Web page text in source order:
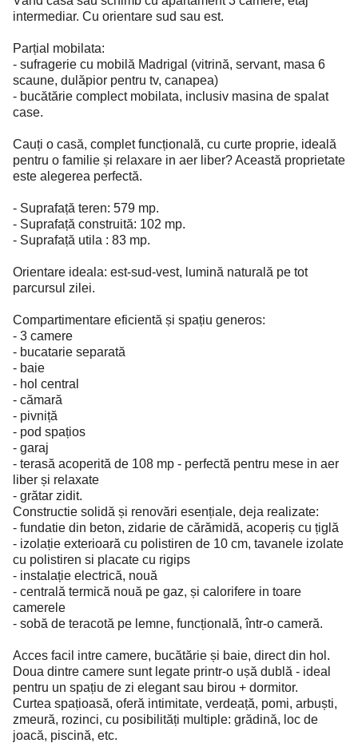
intermediar. Cu orientare sud sau est.
Parțial mobilata:
- sufragerie cu mobilă Madrigal (vitrină, servant, masa 6
scaune, dulăpior pentru tv, canapea)
- bucătărie complect mobilata, inclusiv masina de spalat
case.
Cauți o casă, complet funcțională, cu curte proprie, ideală
pentru o familie și relaxare in aer liber? Această proprietate
este alegerea perfectă.
- Suprafață teren: 579 mp.
- Suprafață construită: 102 mp.
- Suprafață utila : 83 mp.
Orientare ideala: est-sud-vest, lumină naturală pe tot
parcursul zilei.
Compartimentare eficientă și spațiu generos:
- 3 camere
- bucatarie separată
- baie
- hol central
- cămară
- pivniță
- pod spațios
- garaj
- terasă acoperită de 108 mp - perfectă pentru mese in aer
liber și relaxate
- grătar zidit.
Constructie solidă și renovări esențiale, deja realizate:
- fundatie din beton, zidarie de cărămidă, acoperiș cu țiglă
- izolație exterioară cu polistiren de 10 cm, tavanele izolate
cu polistiren si placate cu rigips
- instalație electrică, nouă
- centrală termică nouă pe gaz, și calorifere in toare
camerele
- sobă de teracotă pe lemne, funcțională, într-o cameră.
Acces facil intre camere, bucătărie și baie, direct din hol.
Doua dintre camere sunt legate printr-o ușă dublă - ideal
pentru un spațiu de zi elegant sau birou + dormitor.
Curtea spațioasă, oferă intimitate, verdeață, pomi, arbuști,
zmeură, rozinci, cu posibilități multiple: grădină, loc de
joacă, piscină, etc.